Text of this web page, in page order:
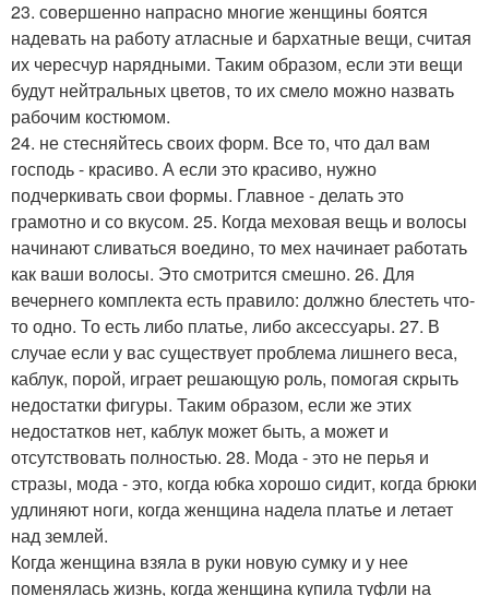
23. совершенно напрасно многие женщины боятся
надевать на работу атласные и бархатные вещи, считая
их чересчур нарядными. Таким образом, если эти вещи
будут нейтральных цветов, то их смело можно назвать
рабочим костюмом.
24. не стесняйтесь своих форм. Все то, что дал вам
господь - красиво. А если это красиво, нужно
подчеркивать свои формы. Главное - делать это
грамотно и со вкусом. 25. Когда меховая вещь и волосы
начинают сливаться воедино, то мех начинает работать
как ваши волосы. Это смотрится смешно. 26. Для
вечернего комплекта есть правило: должно блестеть что-
то одно. То есть либо платье, либо аксессуары. 27. В
случае если у вас существует проблема лишнего веса,
каблук, порой, играет решающую роль, помогая скрыть
недостатки фигуры. Таким образом, если же этих
недостатков нет, каблук может быть, а может и
отсутствовать полностью. 28. Мода - это не перья и
стразы, мода - это, когда юбка хорошо сидит, когда брюки
удлиняют ноги, когда женщина надела платье и летает
над землей.
Когда женщина взяла в руки новую сумку и у нее
поменялась жизнь, когда женщина купила туфли на